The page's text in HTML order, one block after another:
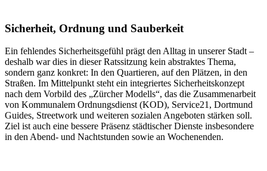
Sicherheit, Ordnung und Sauberkeit
Ein fehlendes Sicherheitsgefühl prägt den Alltag in unserer Stadt –
deshalb war dies in dieser Ratssitzung kein abstraktes Thema,
sondern ganz konkret: In den Quartieren, auf den Plätzen, in den
Straßen. Im Mittelpunkt steht ein integriertes Sicherheitskonzept
nach dem Vorbild des „Zürcher Modells“, das die Zusammenarbeit
von Kommunalem Ordnungsdienst (KOD), Service21, Dortmund
Guides, Streetwork und weiteren sozialen Angeboten stärken soll.
Ziel ist auch eine bessere Präsenz städtischer Dienste insbesondere
in den Abend- und Nachtstunden sowie an Wochenenden.